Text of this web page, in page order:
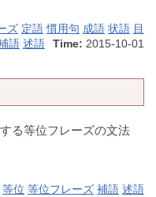
ズ 定語 慣用句 成語 状語 目
語 述語 Time: 2015-10-01
る等位フレーズの文法
等位 等位フレーズ 補語 述語